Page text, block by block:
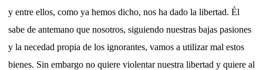
y entre ellos, como ya hemos dicho, nos ha dado la libertad. Él
sabe de antemano que nosotros, siguiendo nuestras bajas pasiones
y la necedad propia de los ignorantes, vamos a utilizar mal estos
bienes. Sin embargo no quiere violentar nuestra libertad y quiere al